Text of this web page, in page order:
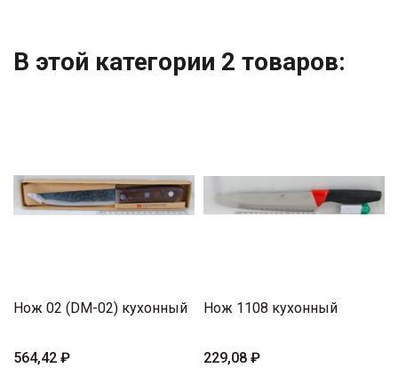
В этой категории 2 товаров:
Нож 02 (DM-02) кухонный
564,42 ₽
Нож 1108 кухонный
229,08 ₽